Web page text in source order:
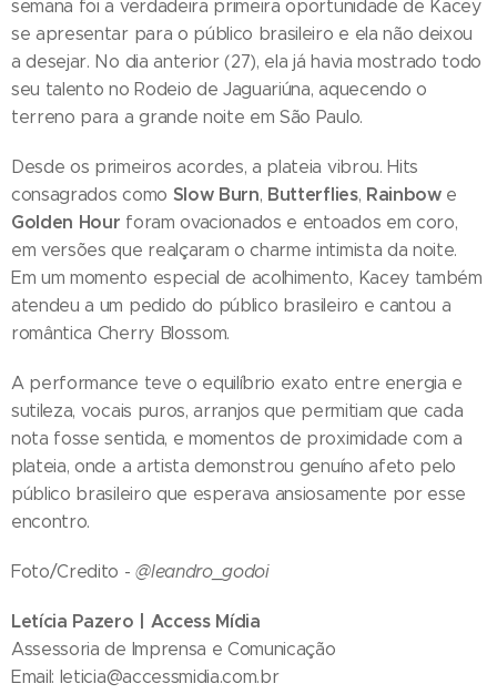
semana foi a verdadeira primeira oportunidade de Kacey
se apresentar para o público brasileiro e ela não deixou
a desejar. No dia anterior (27), ela já havia mostrado todo
seu talento no Rodeio de Jaguariúna, aquecendo o
terreno para a grande noite em São Paulo.
Desde os primeiros acordes, a plateia vibrou. Hits
consagrados como Slow Burn, Butterflies, Rainbowe
Golden Hour foram ovacionados e entoados em coro,
em versões que realçaram o charme intimista da noite.
Em um momento especial de acolhimento, Kacey também
atendeu a um pedido do público brasileiro e cantou a
romântica Cherry Blossom.
A performance teve o equilíbrio exato entre energia e
sutileza, vocais puros, arranjos que permitiam que cada
nota fosse sentida, e momentos de proximidade com a
plateia, onde a artista demonstrou genuíno afeto pelo
público brasileiro que esperava ansiosamente por esse
encontro.
Foto/Credito -@leandro_godoi
Letícia Pazero | Access Mídia
Assessoria de Imprensa e Comunicação
Email: leticia@accessmidia.com.br